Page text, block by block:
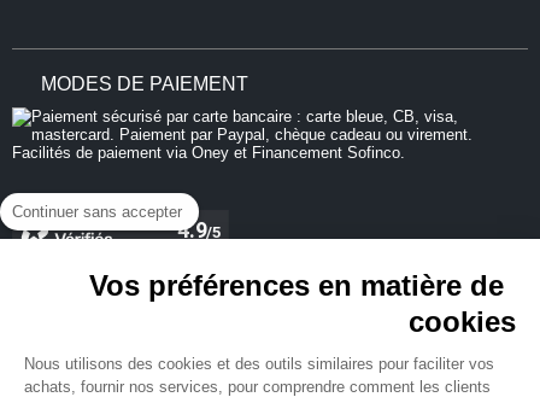
Continuer sans accepter
Vos préférences en matière de
cookies
Nous utilisons des cookies et des outils similaires pour faciliter vos
achats, fournir nos services, pour comprendre comment les clients
MODES DE PAIEMENT